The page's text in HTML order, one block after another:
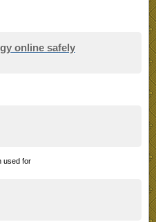
online safely
used for